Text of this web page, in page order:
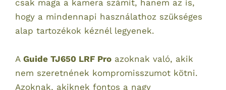
csak maga a kamera számít, hanem az is,
hogy a mindennapi használathoz szükséges
alap tartozékok kéznél legyenek.
A Guide TJ650 LRF Pro azoknak való, akik
nem szeretnének kompromisszumot kötni.
Azoknak, akiknek fontos a nagy